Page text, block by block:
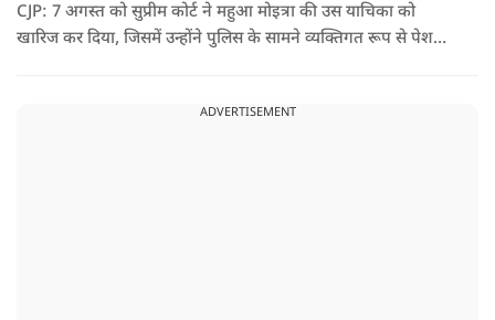
CJP: 7 अगस्त को सुप्रीम कोर्ट ने महुआ मोइत्रा की उस याचिका को
खारिज कर दिया, जिसमें उन्होंने पुलिस के सामने व्यक्तिगत रूप से पेश
ADVERTISEMENT